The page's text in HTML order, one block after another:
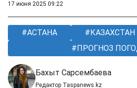
17 июня 2025 09:22
АСТАНА КАЗАХСТАН
ПРОГНОЗ
Бахыт Сарсембаева
Редактор Taspanews.kz